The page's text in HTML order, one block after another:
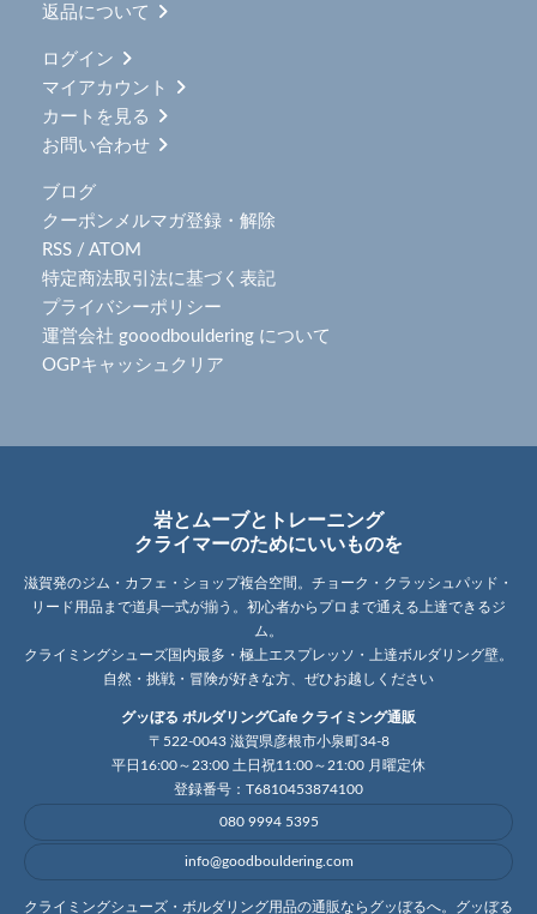
返品について
ログイン
マイアカウント
カートを見る
お問い合わせ
ブログ
クーポンメルマガ登録・解除
RSS / ATOM
特定商法取引法に基づく表記
プライバシーポリシー
運営会社 gooodbouldering について
OGPキャッシュクリア
岩とムーブとトレーニング
クライマーのためにいいものを
滋賀発のジム・カフェ・ショップ複合空間。チョーク・クラッシュパッド・
リード用品まで道具一式が揃う。初心者からプロまで通える上達できるジ
ム。
クライミングシューズ国内最多・極上エスプレッソ・上達ボルダリング壁。
自然・挑戦・冒険が好きな方、ぜひお越しください
グッぼる ボルダリングCafe クライミング通販
〒522-0043 滋賀県彦根市小泉町34-8
平日16:00～23:00 土日祝11:00～21:00 月曜定休
登録番号：T6810453874100
080 9994 5395
info@goodbouldering.com
クライミングシューズ・ボルダリング用品の通販ならグッぼるへ。グッぼる